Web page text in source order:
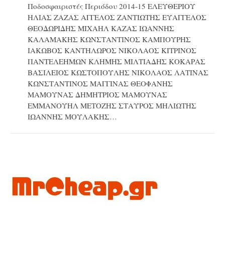
Ποδοσφαιριστές Περιόδου 2014-15 ΕΛΕΥΘΕΡΙΟΥ
ΗΛΙΑΣ ΖΑΖΑΣ ΑΓΓΕΛΟΣ ΖΑΝΤΙΩΤΗΣ ΕΥΑΓΓΕΛΟΣ
ΘΕΟΔΩΡΙΔΗΣ ΜΙΧΑΗΛ ΚΑΖΑΣ ΙΩΑΝΝΗΣ
ΚΑΛΑΜΑΚΗΣ ΚΩΝΣΤΑΝΤΙΝΟΣ ΚΑΜΠΟΥΡΗΣ
ΙΑΚΩΒΟΣ ΚΑΝΤΗΛΩΡΟΣ ΝΙΚΟΛΑΟΣ ΚΙΤΡΙΝΟΣ
ΠΑΝΤΕΛΕΗΜΩΝ ΚΛΗΜΗΣ ΜΙΛΤΙΑΔΗΣ ΚΟΚΑΡΑΣ
ΒΑΣΙΛΕΙΟΣ ΚΩΣΤΟΠΟΥΛΗΣ ΝΙΚΟΛΑΟΣ ΛΑΤΙΝΑΣ
ΚΩΝΣΤΑΝΤΙΝΟΣ ΜΑΓΓΙΝΑΣ ΘΕΟΦΑΝΗΣ
ΜΑΜΟΥΝΑΣ ΔΗΜΗΤΡΙΟΣ ΜΑΜΟΥΝΑΣ
ΕΜΜΑΝΟΥΗΛ ΜΕΤΟΖΗΣ ΣΤΑΥΡΟΣ ΜΗΛΙΩΤΗΣ
ΙΩΑΝΝΗΣ ΜΟΥΛΑΚΗΣ…